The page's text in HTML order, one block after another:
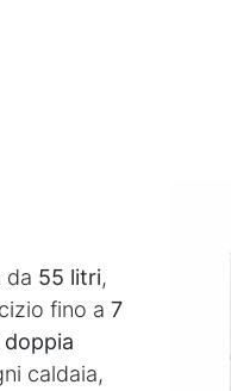
da 55 litri,
fino a 7
doppia
caldaia,